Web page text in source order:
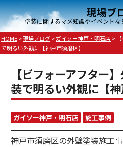
現場ブ
塗装に関するマメ知識やイベント
HOME>現場ブログ>ガイソー神戸・明石店>
で明るい外観に【神戸市須磨区】
【ビフォーアフター
装で明るい外観に【神
ガイソー神戸・明石店 施工事例
神戸市須磨区の外壁塗装施工